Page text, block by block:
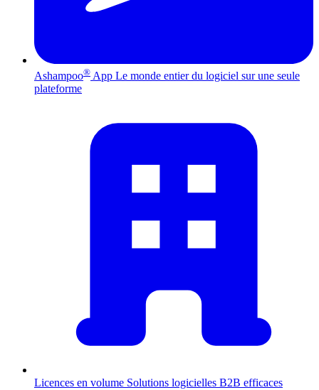
Ashampoo® App Le monde entier du logiciel sur une seule
plateforme
Licences en volume Solutions logicielles B2B efficaces